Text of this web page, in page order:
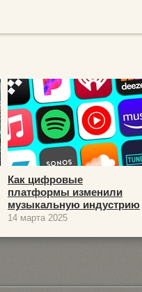
Как цифровые
платформы изменили
музыкальную индустрию
14 марта 2025